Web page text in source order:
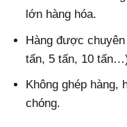
lớn hàng hóa.
Hàng được
tấn, 5 tấn, 10
Không ghép hàng,
chóng.